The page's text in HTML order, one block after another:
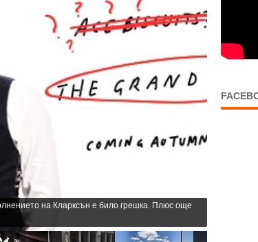
на Кларксън е било грешка. Плюс още